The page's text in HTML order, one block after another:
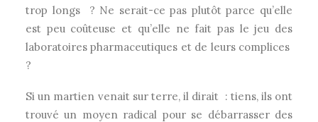
trop longs ? Ne serait-ce pas plutôt parce qu’elle
est peu coûteuse et qu’elle ne fait pas le jeu des
laboratoires pharmaceutiques et de leurs complices
?
Si un martien venait sur terre, il dirait : tiens, ils ont
trouvé un moyen radical pour se débarrasser des